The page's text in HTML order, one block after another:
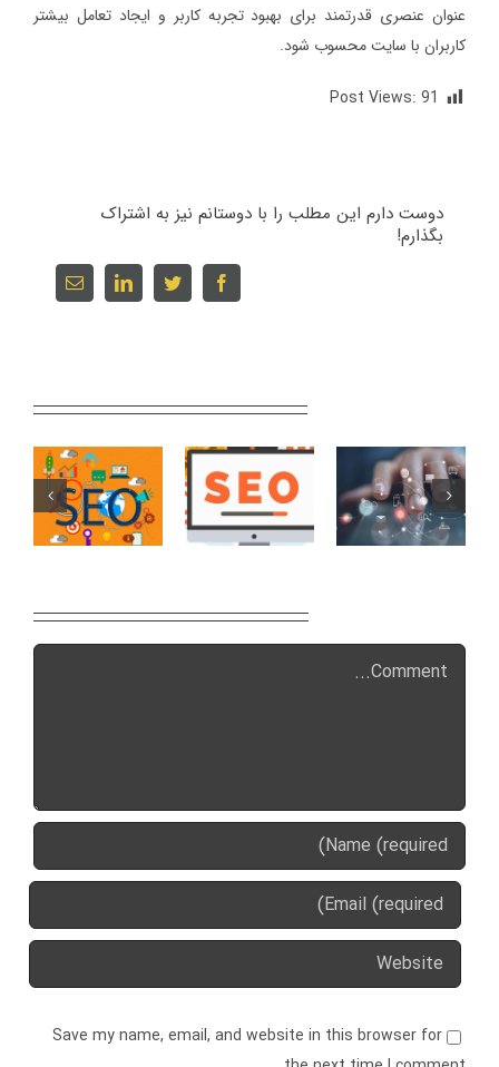
عنوان عنصری قدرتمند برای بهبود تجربه کاربر و ایجاد تعامل بیشتر
کاربران با سایت محسوب شود.
Post Views: 91
دوست دارم این مطلب را با دوستانم نیز به اشتراک
بگذارم!
facebook
twitter
linkedin
Email
Comment
Save my name, email, and website in this browser for